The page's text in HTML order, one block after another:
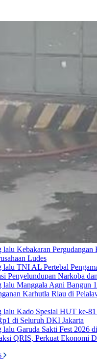
lalu Kebakaran Pergudangan
Ludes
lalu TNI AL Pertebal
Penyelundupan Narkoba
lalu Manggala Agni Bangun
Karhutla Riau di
lalu Kado Spesial HUT ke-
di Seluruh DKI Jakarta
lalu Garuda Sakti Fest 2026
QRIS, Perkuat Ekonomi